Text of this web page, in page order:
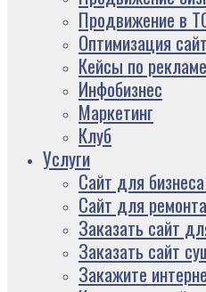
Продвижение в
Оптимизация
Кейсы по рекламе
Инфобизнес
Маркетинг
Клуб
Услуги
Сайт для
Сайт для ремонта
Заказать сайт
Заказать сайт
Закажите